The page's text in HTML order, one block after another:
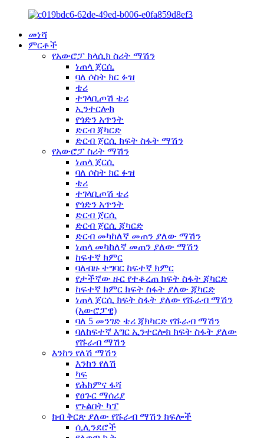
መነሻ
ምርቶች
የአውሮፓ ክላሲክ ስሪት ማሽን
ነጠላ ጀርሲ
ባለ ሶስት ክር ፉዝ
ቴሪ
ተገላቢጦሽ ቴሪ
ኢንተርሎክ
የጎድን አጥንት
ድርብ ጃካርድ
ድርብ ጀርሲ ክፍት ስፋት ማሽን
የአውሮፓ ስሪት ማሽን
ነጠላ ጀርሲ
ባለ ሶስት ክር ፉዝ
ቴሪ
ተገላቢጦሽ ቴሪ
የጎድን አጥንት
ድርብ ጀርሲ
ድርብ ጀርሲ ጃካርድ
ድርብ መካከለኛ መጠን ያለው ማሽን
ነጠላ መካከለኛ መጠን ያለው ማሽን
ከፍተኛ ክምር
ባለብዙ ተግባር ከፍተኛ ክምር
የታችኛው ዙር የተቆረጠ ክፍት ስፋት ጃካርድ
ከፍተኛ ክምር ክፍት ስፋት ያለው ጃካርድ
ነጠላ ጀርሲ ክፍት ስፋት ያለው የሹራብ ማሽን
(አውሮፓዊ)
ባለ 5 መንገድ ቴሪ ጃክካርድ የሹራብ ማሽን
ባለከፍተኛ እግር ኢንተርሎክ ክፍት ስፋት ያለው
የሹራብ ማሽን
እንከን የለሽ ማሽን
እንከን የለሽ
ካፍ
የሕክምና ፋሻ
የፀጉር ማሰሪያ
የጉልበት ካፕ
ክብ ቅርጽ ያለው የሹራብ ማሽን ክፍሎች
ሲሊንደሮች